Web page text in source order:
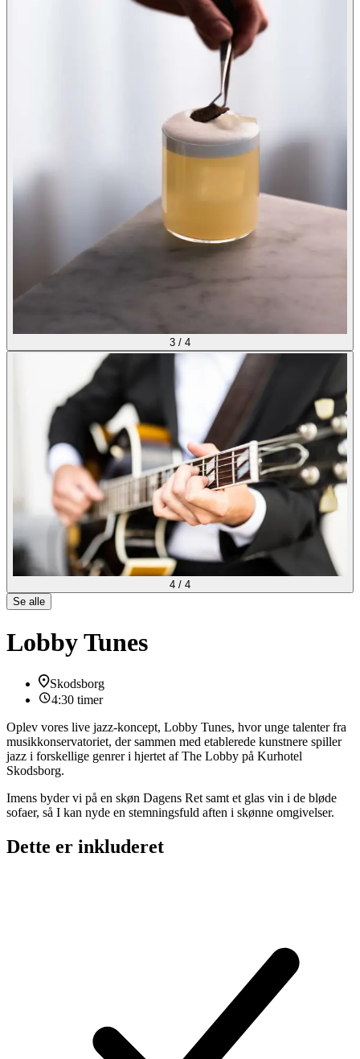
3 / 4
4 / 4
Se alle
Lobby Tunes
Skodsborg
4:30 timer
Oplev vores live jazz-koncept, Lobby Tunes, hvor unge talenter fra
musikkonservatoriet, der sammen med etablerede kunstnere spiller
jazz i forskellige genrer i hjertet af The Lobby på Kurhotel
Skodsborg.
Imens byder vi på en skøn Dagens Ret samt et glas vin i de bløde
sofaer, så I kan nyde en stemningsfuld aften i skønne omgivelser.
Dette er inkluderet